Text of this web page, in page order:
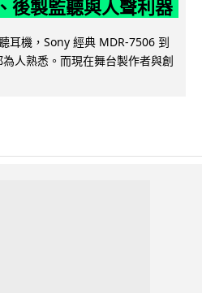
後製監聽與人聲利器
耳機，Sony 經典 MDR-7506 到
人熟悉。而現在舞台製作者與創